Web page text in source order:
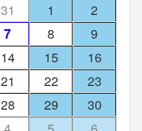
31 1
2
7 8
9
14 15
16
21 22
23
28 29
30